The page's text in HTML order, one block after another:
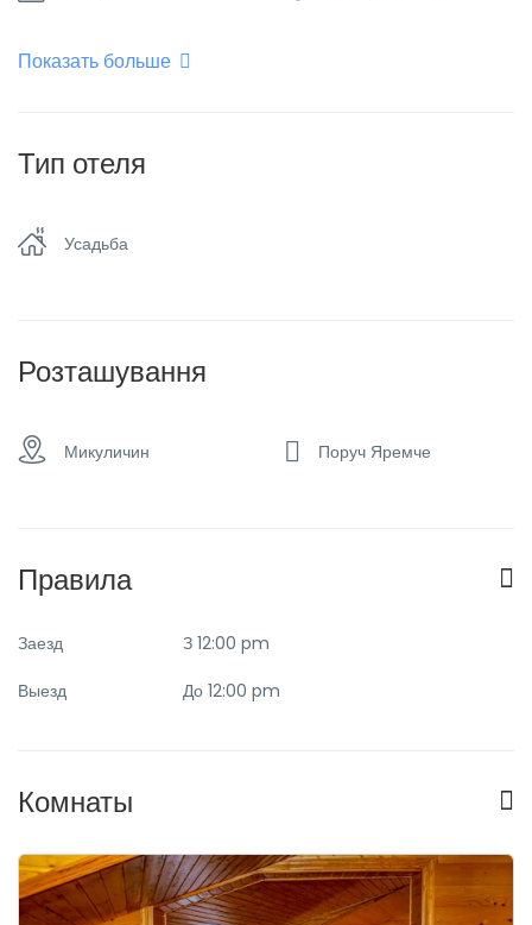
Обогреватель
Спа & сауна
Показать больше
Тип отеля
Усадьба
Розташування
Микуличин Поруч Яремче
Правила
Заезд
З 12:00 pm
Выезд
До 12:00 pm
Комнаты